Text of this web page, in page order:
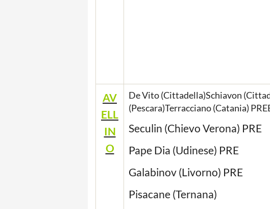
AV
ELL
IN
O
De Vito (Cittadella)Schiavon
(Pescara)Terracciano (Catania)
Seculin (Chievo Verona) PRE
Pape Dia (Udinese) PRE
Galabinov (Livorno) PRE
Pisacane (Ternana)